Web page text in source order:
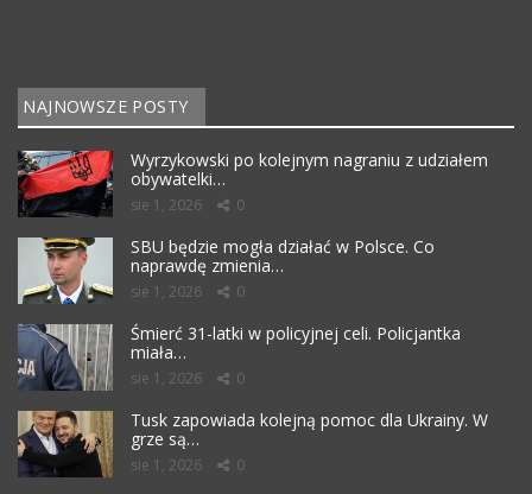
NAJNOWSZE POSTY
Wyrzykowski po kolejnym nagraniu z udziałem
obywatelki…
sie 1, 2026 0
SBU będzie mogła działać w Polsce. Co
naprawdę zmienia…
sie 1, 2026 0
Śmierć 31-latki w policyjnej celi. Policjantka
miała…
sie 1, 2026 0
Tusk zapowiada kolejną pomoc dla Ukrainy. W
grze są…
sie 1, 2026 0